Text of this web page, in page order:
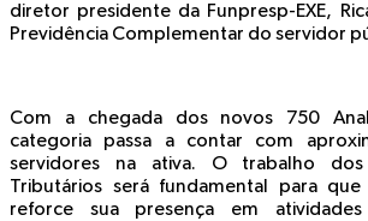
diretor presidente da Funpresp-EXE,
Previdência Complementar do servidor
Com a chegada dos novos 750
categoria passa a contar com
servidores na ativa. O trabalho dos
Tributários será fundamental para que
reforce sua presença em atividades